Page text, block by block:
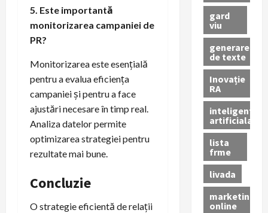
5. Este importantă
monitorizarea campaniei de
PR?
Monitorizarea este esențială
pentru a evalua eficiența
campaniei și pentru a face
ajustări necesare în timp real.
Analiza datelor permite
optimizarea strategiei pentru
rezultate mai bune.
Concluzie
O strategie eficientă de relații
gard
viu
generare
de texte
Inovație
RA
inteligenta
artificiala
lista
frme
livada
marketing
online